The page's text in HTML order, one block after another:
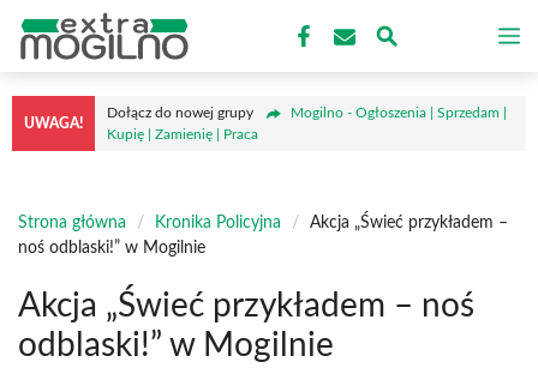
treści
UWAGA!
Dołącz do nowej grupy
Mogilno - Ogłoszenia | Sprzedam |
Kupię | Zamienię | Praca
Strona główna / Kronika Policyjna /
Akcja „Świeć przykładem –
noś odblaski!” w Mogilnie
Akcja „Świeć przykładem – noś
odblaski!” w Mogilnie